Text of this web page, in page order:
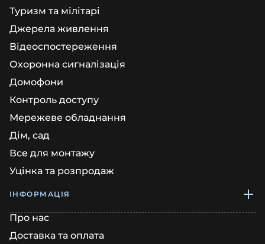
Туризм та мілітарі
Джерела живлення
Відеоспостереження
Охоронна сигналізація
Домофони
Контроль доступу
Мережеве обладнання
Дім, сад
Все для монтажу
Уцінка та розпродаж
ІНФОРМАЦІЯ
Про нас
Доставка та оплата